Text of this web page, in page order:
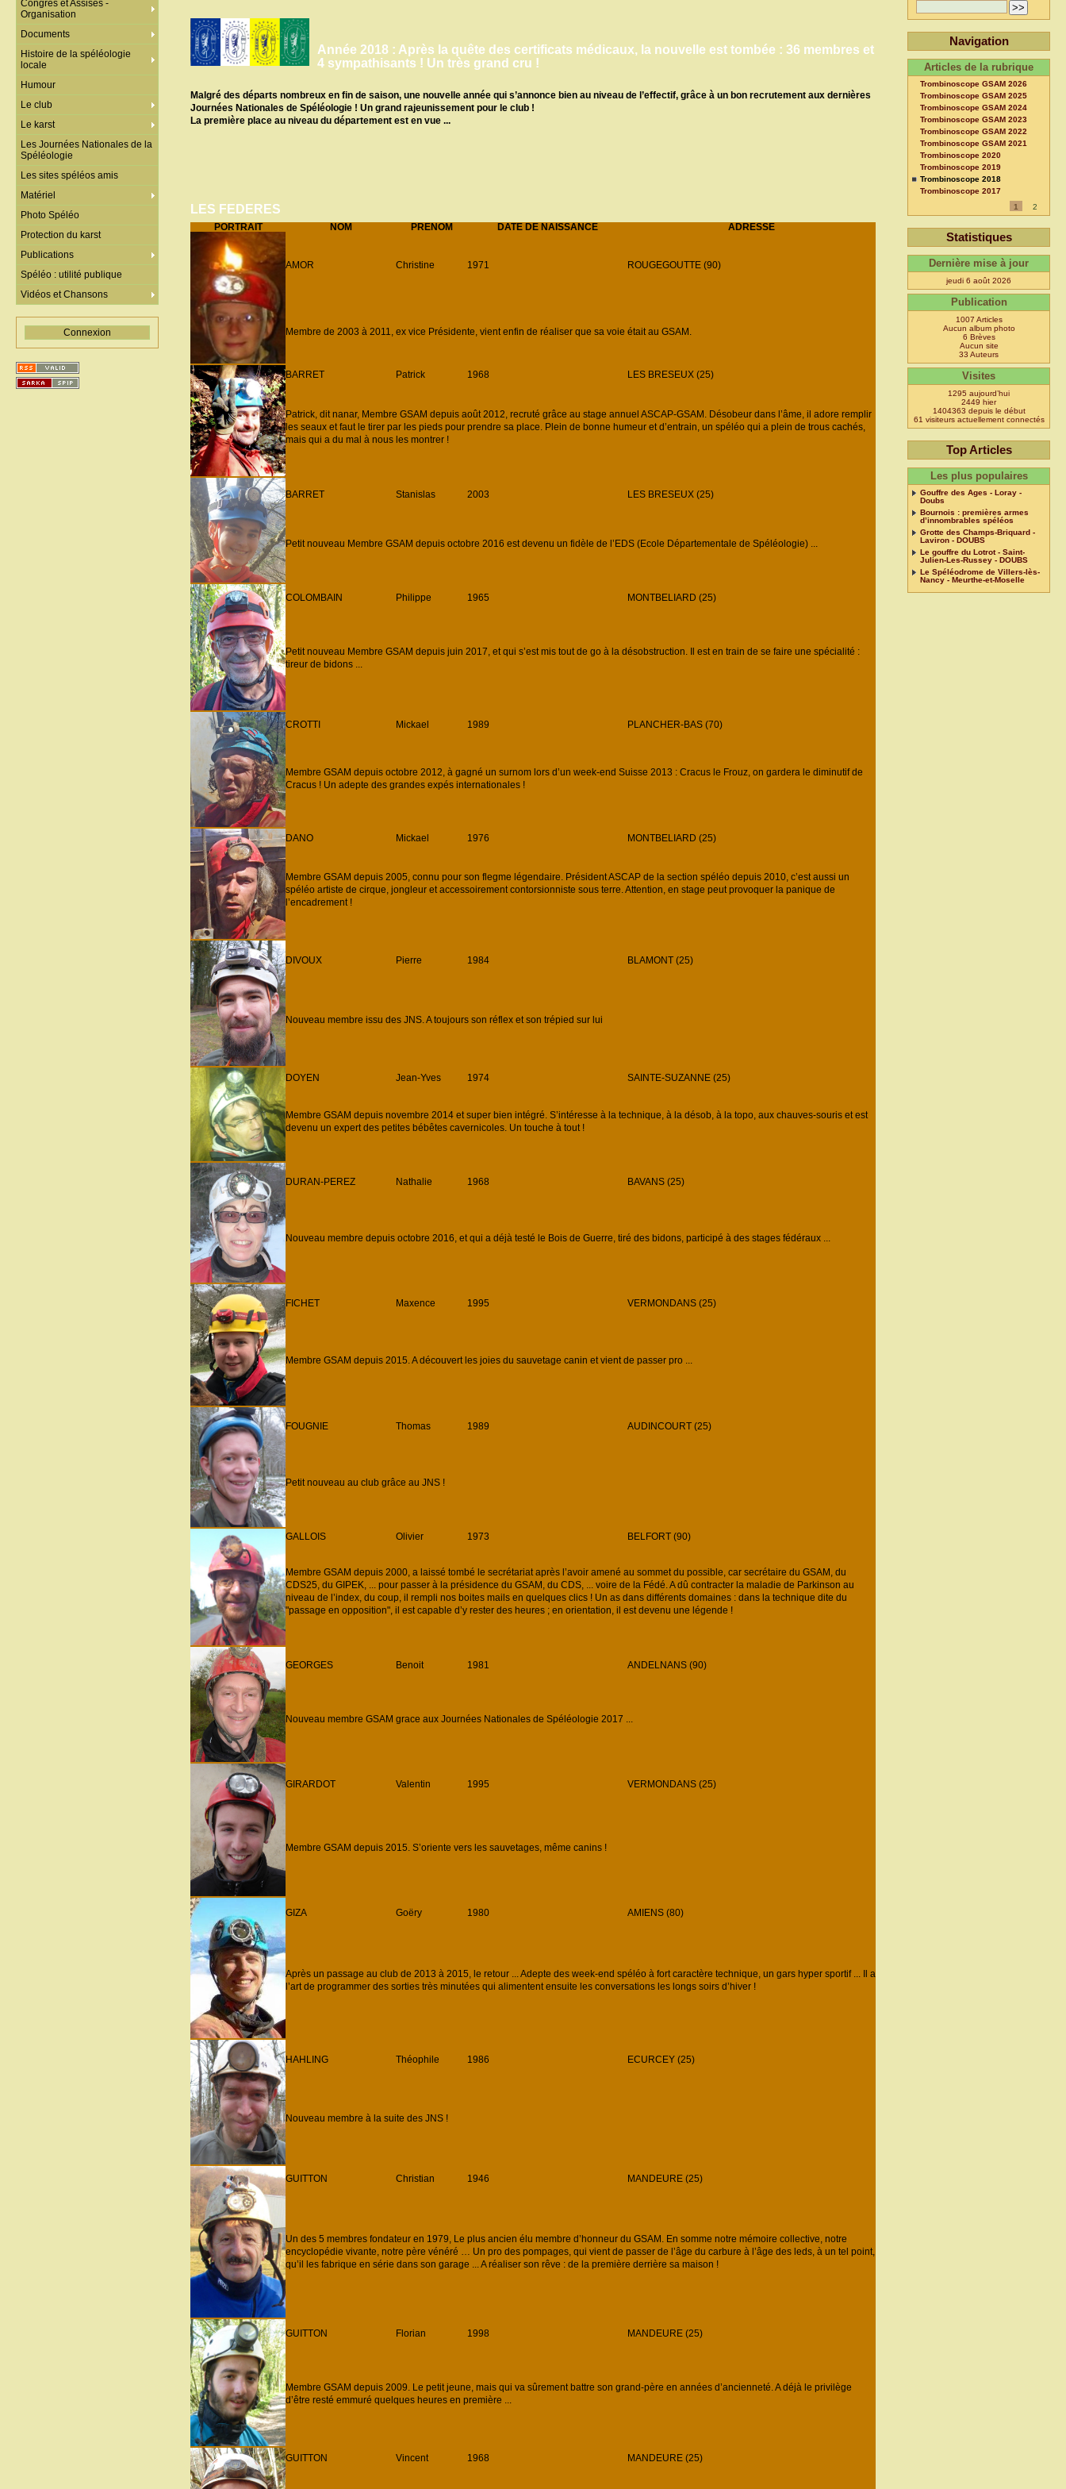
Année 2018 : Après la quête des certificats médicaux, la nouvelle est tombée : 36 membres et
4 sympathisants ! Un très grand cru !
Malgré des départs nombreux en fin de saison, une nouvelle année qui s’annonce bien au niveau de l’effectif, grâce à un bon recrutement aux dernières
Journées Nationales de Spéléologie ! Un grand rajeunissement pour le club !
La première place au niveau du département est en vue ...
LES FEDERES
PORTRAIT NOM PRENOM DATE DE NAISSANCE ADRESSE
AMOR Christine 1971 ROUGEGOUTTE (90)
Membre de 2003 à 2011, ex vice Présidente, vient enfin de réaliser que sa voie était au GSAM.
BARRET Patrick 1968 LES BRESEUX (25)
Patrick, dit nanar, Membre GSAM depuis août 2012, recruté grâce au stage annuel ASCAP-GSAM. Désobeur dans l’âme, il adore remplir
les seaux et faut le tirer par les pieds pour prendre sa place. Plein de bonne humeur et d’entrain, un spéléo qui a plein de trous cachés,
mais qui a du mal à nous les montrer !
BARRET Stanislas 2003 LES BRESEUX (25)
Petit nouveau Membre GSAM depuis octobre 2016 est devenu un fidèle de l’EDS (Ecole Départementale de Spéléologie) ...
COLOMBAIN Philippe 1965 MONTBELIARD (25)
Petit nouveau Membre GSAM depuis juin 2017, et qui s’est mis tout de go à la désobstruction. Il est en train de se faire une spécialité :
tireur de bidons ...
CROTTI Mickael 1989 PLANCHER-BAS (70)
Membre GSAM depuis octobre 2012, à gagné un surnom lors d’un week-end Suisse 2013 : Cracus le Frouz, on gardera le diminutif de
Cracus ! Un adepte des grandes expés internationales !
DANO Mickael 1976 MONTBELIARD (25)
Membre GSAM depuis 2005, connu pour son flegme légendaire. Président ASCAP de la section spéléo depuis 2010, c’est aussi un
spéléo artiste de cirque, jongleur et accessoirement contorsionniste sous terre. Attention, en stage peut provoquer la panique de
l’encadrement !
DIVOUX Pierre 1984 BLAMONT (25)
Nouveau membre issu des JNS. A toujours son réflex et son trépied sur lui
DOYEN Jean-Yves 1974 SAINTE-SUZANNE (25)
Membre GSAM depuis novembre 2014 et super bien intégré. S’intéresse à la technique, à la désob, à la topo, aux chauves-souris et est
devenu un expert des petites bébêtes cavernicoles. Un touche à tout !
DURAN-PEREZ Nathalie 1968 BAVANS (25)
Nouveau membre depuis octobre 2016, et qui a déjà testé le Bois de Guerre, tiré des bidons, participé à des stages fédéraux ...
FICHET Maxence 1995 VERMONDANS (25)
Membre GSAM depuis 2015. A découvert les joies du sauvetage canin et vient de passer pro ...
FOUGNIE Thomas 1989 AUDINCOURT (25)
Petit nouveau au club grâce au JNS !
GALLOIS Olivier 1973 BELFORT (90)
Membre GSAM depuis 2000, a laissé tombé le secrétariat après l’avoir amené au sommet du possible, car secrétaire du GSAM, du
CDS25, du GIPEK, ... pour passer à la présidence du GSAM, du CDS, ... voire de la Fédé. A dû contracter la maladie de Parkinson au
niveau de l’index, du coup, il rempli nos boites mails en quelques clics ! Un as dans différents domaines : dans la technique dite du
"passage en opposition", il est capable d’y rester des heures ; en orientation, il est devenu une légende !
GEORGES Benoit 1981 ANDELNANS (90)
Nouveau membre GSAM grace aux Journées Nationales de Spéléologie 2017 ...
GIRARDOT Valentin 1995 VERMONDANS (25)
Membre GSAM depuis 2015. S’oriente vers les sauvetages, même canins !
GIZA Goëry 1980 AMIENS (80)
Après un passage au club de 2013 à 2015, le retour ... Adepte des week-end spéléo à fort caractère technique, un gars hyper sportif ... Il a
l’art de programmer des sorties très minutées qui alimentent ensuite les conversations les longs soirs d’hiver !
HAHLING Théophile 1986 ECURCEY (25)
Nouveau membre à la suite des JNS !
GUITTON Christian 1946 MANDEURE (25)
Un des 5 membres fondateur en 1979, Le plus ancien élu membre d’honneur du GSAM. En somme notre mémoire collective, notre
encyclopédie vivante, notre père vénéré … Un pro des pompages, qui vient de passer de l’âge du carbure à l’âge des leds, à un tel point,
qu’il les fabrique en série dans son garage ... A réaliser son rêve : de la première derrière sa maison !
GUITTON Florian 1998 MANDEURE (25)
Membre GSAM depuis 2009. Le petit jeune, mais qui va sûrement battre son grand-père en années d’ancienneté. A déjà le privilège
d’être resté emmuré quelques heures en première ...
GUITTON Vincent 1968 MANDEURE (25)
Congrès et Assises -
Organisation
Documents
Histoire de la spéléologie
locale
Humour
Le club
Le karst
Les Journées Nationales de la
Spéléologie
Les sites spéléos amis
Matériel
Photo Spéléo
Protection du karst
Publications
Spéléo : utilité publique
Vidéos et Chansons
Connexion
Navigation
Articles de la rubrique
Trombinoscope GSAM 2026
Trombinoscope GSAM 2025
Trombinoscope GSAM 2024
Trombinoscope GSAM 2023
Trombinoscope GSAM 2022
Trombinoscope GSAM 2021
Trombinoscope 2020
Trombinoscope 2019
Trombinoscope 2018
Trombinoscope 2017
1
2
Statistiques
Dernière mise à jour
jeudi 6 août 2026
Publication
1007 Articles
Aucun album photo
6 Brèves
Aucun site
33 Auteurs
Visites
1295 aujourd’hui
2449 hier
1404363 depuis le début
61 visiteurs actuellement connectés
Top Articles
Les plus populaires
Gouffre des Ages - Loray -
Doubs
Bournois : premières armes
d’innombrables spéléos
Grotte des Champs-Briquard -
Laviron - DOUBS
Le gouffre du Lotrot - Saint-
Julien-Les-Russey - DOUBS
Le Spéléodrome de Villers-lès-
Nancy - Meurthe-et-Moselle